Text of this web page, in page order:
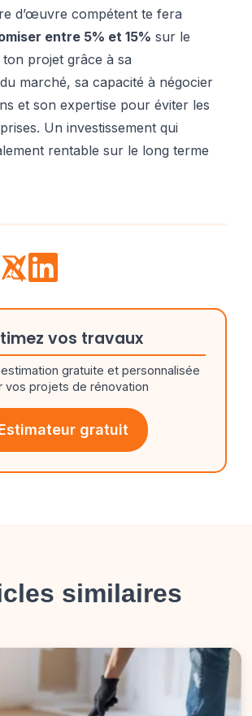
d’œuvre compétent te fera
entre 5% et 15% sur le
projet grâce à sa
marché, sa capacité à négocier
et son expertise pour éviter les
Un investissement qui
rentable sur le long terme
vos travaux
gratuite et personnalisée
vos projets de rénovation
gratuit
similaires